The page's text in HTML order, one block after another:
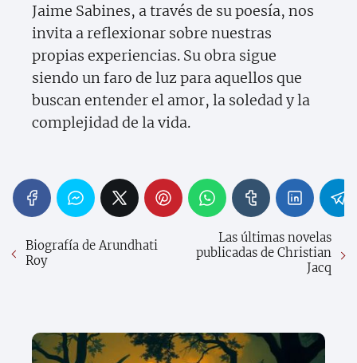
Jaime Sabines, a través de su poesía, nos
invita a reflexionar sobre nuestras
propias experiencias. Su obra sigue
siendo un faro de luz para aquellos que
buscan entender el amor, la soledad y la
complejidad de la vida.
Biografía de Arundhati
Roy
Las últimas novelas
publicadas de Christian
Jacq